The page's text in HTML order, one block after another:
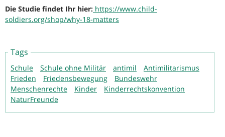
Die Studie findet Ihr hier: https://www.child-
soldiers.org/shop/why-18-matters
Tags
Schule Schule ohne Militär antimil
Antimilitarismus
Frieden
Friedensbewegung
Bundeswehr
Menschenrechte
Kinder
Kinderrechtskonvention
NaturFreunde